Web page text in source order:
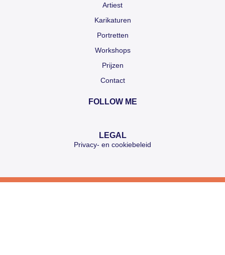
Artiest
Karikaturen
Portretten
Workshops
Prijzen
Contact
FOLLOW ME
LEGAL
Privacy- en cookiebeleid